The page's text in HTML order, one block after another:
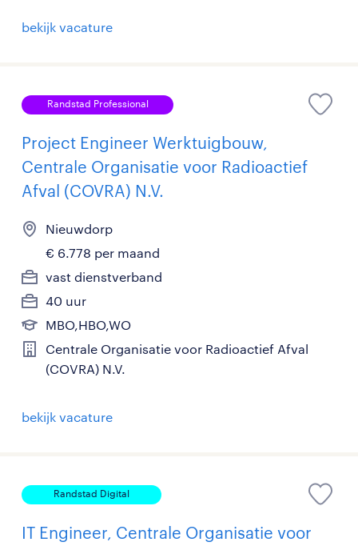
bekijk vacature
Randstad Professional
Project Engineer Werktuigbouw,
Centrale Organisatie voor Radioactief
Afval (COVRA) N.V.
Nieuwdorp
€ 6.778 per maand
vast dienstverband
40 uur
MBO,HBO,WO
Centrale Organisatie voor Radioactief Afval
(COVRA) N.V.
bekijk vacature
Randstad Digital
IT Engineer, Centrale Organisatie voor